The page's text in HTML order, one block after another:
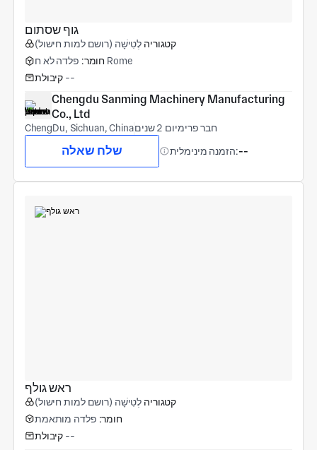
גוף שסתום
קטגוריה לְטִישָׁה (רושם למות חישול)
חומר: פלדה לא ח Rome
קיבולת --
Chengdu Sanming Machinery Manufacturing
Co., Ltd
ChengDu, Sichuan, China חבר פרימיום 2 שנים
שלח שאלה הזמנה מינימלית:--
ראש גולף
קטגוריה לְטִישָׁה (רושם למות חישול)
חומר: פלדה מותאמת
קיבולת --